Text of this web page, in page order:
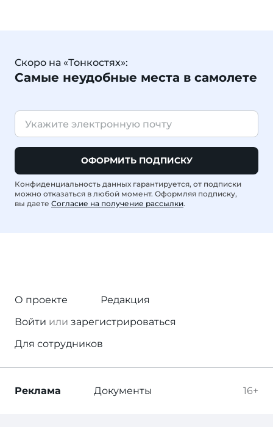
Скоро на «Тонкостях»:
Самые неудобные места в самолете
ОФОРМИТЬ ПОДПИСКУ
Конфиденциальность данных гарантируется, от подписки
можно отказаться в любой момент. Оформляя подписку,
вы даете Согласие на получение рассылки.
О проекте
Редакция
Войти или зарегистрироваться
Для сотрудников
16+
Реклама Документы